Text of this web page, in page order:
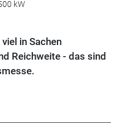
kW
in Sachen
Reichweite - das sind